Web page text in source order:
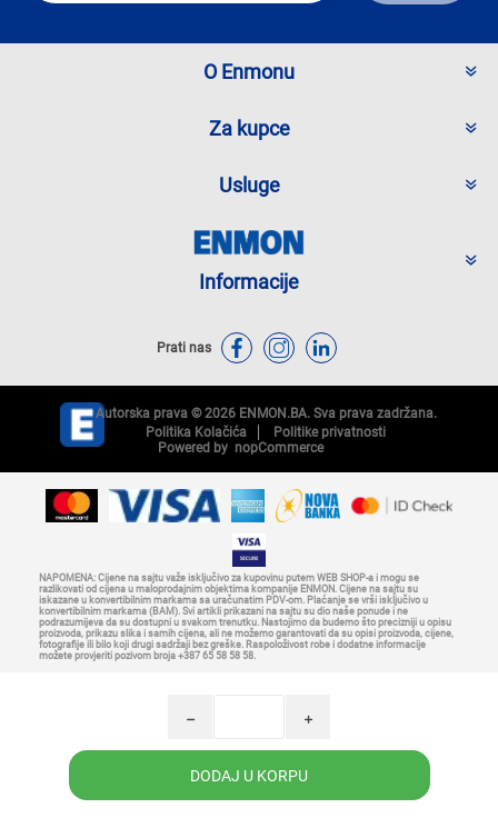
i
h
O Enmonu
Za kupce
Usluge
Informacije
Prati nas
Autorska prava © 2026 ENMON.BA. Sva prava zadržana.
Politika Kolačića
Politike privatnosti
Powered by nopCommerce
NAPOMENA: Cijene na sajtu važe isključivo za kupovinu putem WEB SHOP-a i mogu se
razlikovati od cijena u maloprodajnim objektima kompanije ENMON. Cijene na sajtu su
iskazane u konvertibilnim markama sa uračunatim PDV-om. Plaćanje se vrši isključivo u
konvertibilnim markama (BAM). Svi artikli prikazani na sajtu su dio naše ponude i ne
podrazumijeva da su dostupni u svakom trenutku. Nastojimo da budemo što precizniji u opisu
proizvoda, prikazu slika i samih cijena, ali ne možemo garantovati da su opisi proizvoda, cijene,
fotografije ili bilo koji drugi sadržaji bez greške. Raspoloživost robe i dodatne informacije
možete provjeriti pozivom broja +387 65 58 58 58.